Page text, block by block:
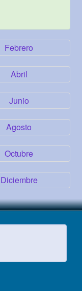
Febrero
Abril
Junio
Agosto
Octubre
Diciembre